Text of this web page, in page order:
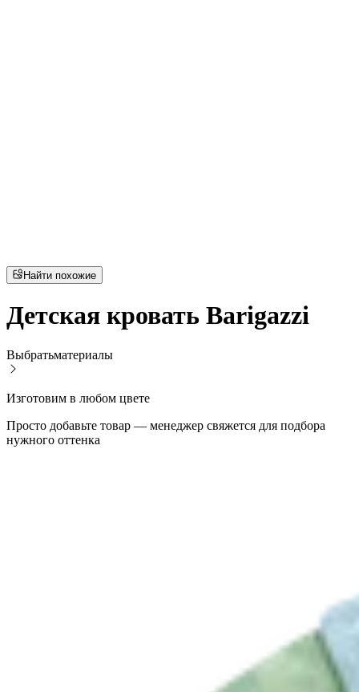
Найти похожие
Детская кровать Barigazzi
Выбратьматериалы
Изготовим в любом цвете
Просто добавьте товар — менеджер свяжется для подбора
нужного оттенка